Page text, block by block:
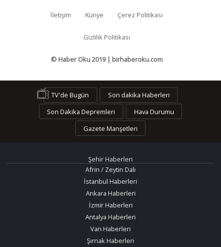
İletişim Künye Çerez Politikası
Gizlilik Politikası
© Haber Oku 2019 | birhaberoku.com
TV'de Bugün
Son dakika Haberleri
Son Dakika Depremleri
Hava Durumu
Gazete Manşetleri
Şehir Haberleri
Afrin / Zeytin Dalı
İstanbul Haberleri
Ankara Haberleri
İzmir Haberleri
Antalya Haberleri
Van Haberleri
Şırnak Haberleri